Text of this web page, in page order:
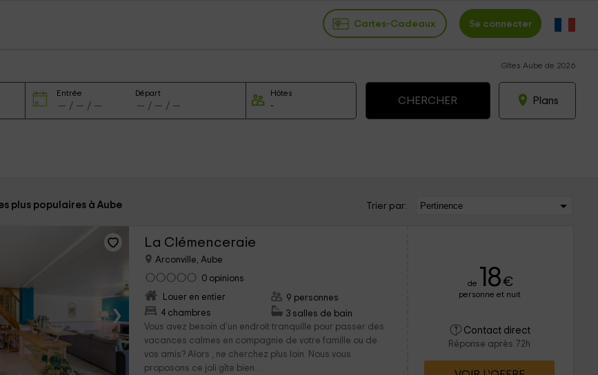
Cartes-Cadeaux Se connecter
Gîtes Aube de 2026
Entrée Départ Hôtes
Plans
plus populaires à Aube Trier par:
›
La Clémenceraie
Arconville, Aube
0 opinions
Louer en entier
4 chambres
9 personnes
3 salles de bain
Vous avez besoin d'un endroit tranquille pour passer des
vacances calmes en compagnie de votre famille ou de
vos amis? Alors , ne cherchez plus loin. Nous vous
proposons ce joli gîte bien...
de 18€
personne et nuit
Contact direct
Réponse après 72h